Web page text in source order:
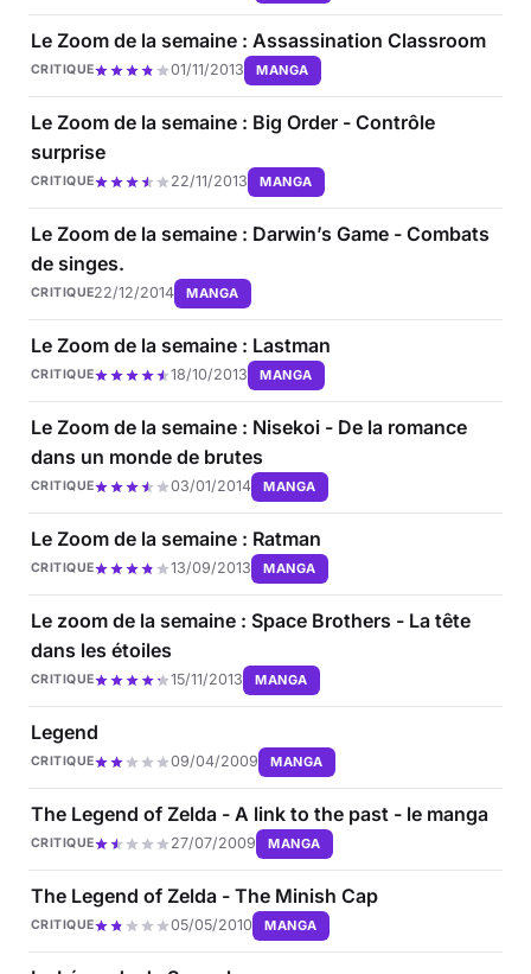
Le Zoom de la semaine : Assassination Classroom
CRITIQUE 01/11/2013 MANGA
Le Zoom de la semaine : Big Order - Contrôle
surprise
CRITIQUE 22/11/2013 MANGA
Le Zoom de la semaine : Darwin’s Game - Combats
de singes.
CRITIQUE22/12/2014 MANGA
Le Zoom de la semaine : Lastman
CRITIQUE 18/10/2013 MANGA
Le Zoom de la semaine : Nisekoi - De la romance
dans un monde de brutes
CRITIQUE 03/01/2014 MANGA
Le Zoom de la semaine : Ratman
CRITIQUE 13/09/2013 MANGA
Le zoom de la semaine : Space Brothers - La tête
dans les étoiles
CRITIQUE 15/11/2013 MANGA
Legend
CRITIQUE 09/04/2009 MANGA
The Legend of Zelda - A link to the past - le manga
CRITIQUE 27/07/2009 MANGA
The Legend of Zelda - The Minish Cap
CRITIQUE 05/05/2010 MANGA